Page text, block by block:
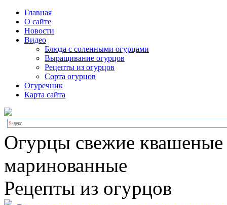
Главная
О сайте
Новости
Видео
Блюда с соленными огурцами
Выращивание огурцов
Рецепты из огурцов
Сорта огурцов
Огуречник
Карта сайта
Огурцы свежие
маринованные
Рецепты из огурцов